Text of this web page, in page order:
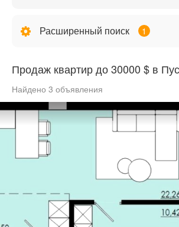
Расширенный поиск 1
Продаж квартир до 30000 $ в
Найдено 3 объявления